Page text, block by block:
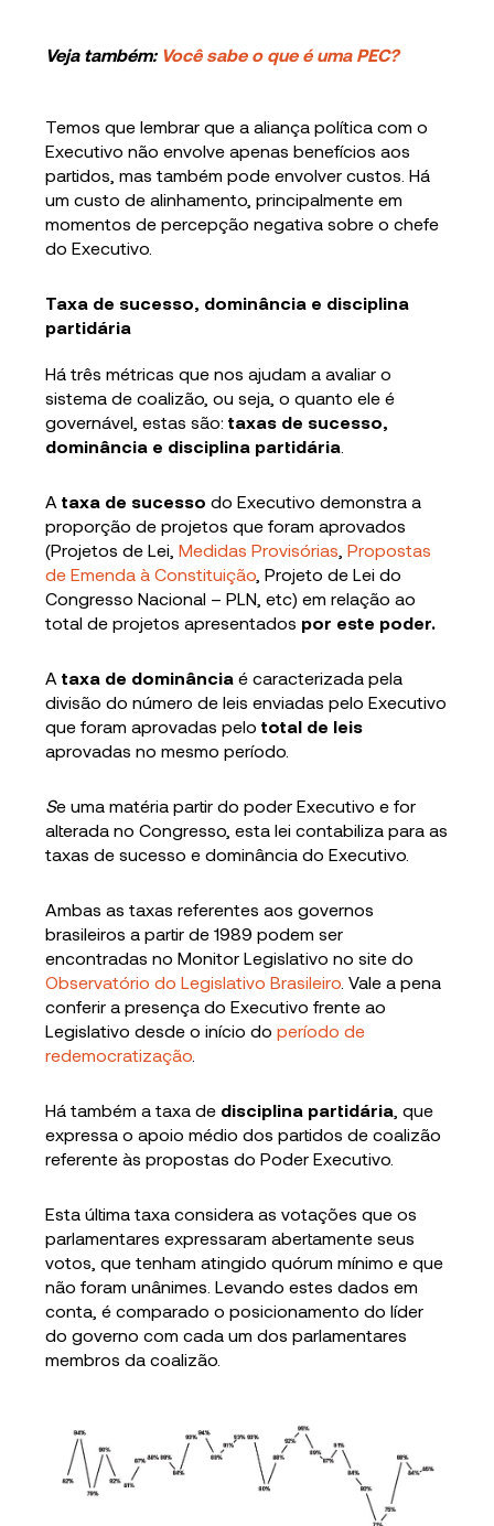
Veja também: Você sabe o que é uma PEC?
Temos que lembrar que a aliança política com o
Executivo não envolve apenas benefícios aos
partidos, mas também pode envolver custos. Há
um custo de alinhamento, principalmente em
momentos de percepção negativa sobre o chefe
do Executivo.
Taxa de sucesso, dominância e disciplina
partidária
Há três métricas que nos ajudam a avaliar o
sistema de coalizão, ou seja, o quanto ele é
governável, estas são:taxas de sucesso,
dominância e disciplina partidária
Ataxa de sucesso do Executivo demonstra a
proporção de projetos que foram aprovados
(Projetos de Lei,Medidas Provisórias ,Propostas
de Emenda à Constituição , Projeto de Lei do
Congresso Nacional – PLN, etc) em relação ao
total de projetos apresentados por este poder.
Ataxa de dominânciaé caracterizada pela
divisão do número de leis enviadas pelo Executivo
que foram aprovadas pelototal de leis
aprovadas no mesmo período.
Se uma matéria partir do poder Executivo e for
alterada no Congresso, esta lei contabiliza para as
taxas de sucesso e dominância do Executivo.
Ambas as taxas referentes aos governos
brasileiros a partir de 1989 podem ser
encontradas no Monitor Legislativo no site do
Observatório do Legislativo Brasileiro . Vale a pena
conferir a presença do Executivo frente ao
Legislativo desde o início doperíodo de
redemocratização
Há também a taxa de disciplina partidária , que
expressa o apoio médio dos partidos de coalizão
referente às propostas do Poder Executivo.
Esta última taxa considera as votações que os
parlamentares expressaram abertamente seus
votos, que tenham atingido quórum mínimo e que
não foram unânimes. Levando estes dados em
conta, é comparado o posicionamento do líder
do governo com cada um dos parlamentares
membros da coalizão.